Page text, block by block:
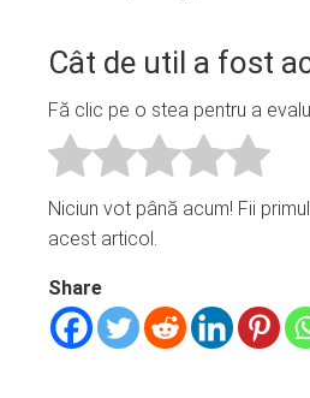
Cât de util a fost
Fă clic pe o stea pentru a
Niciun vot până acum! Fii
acest articol.
Share